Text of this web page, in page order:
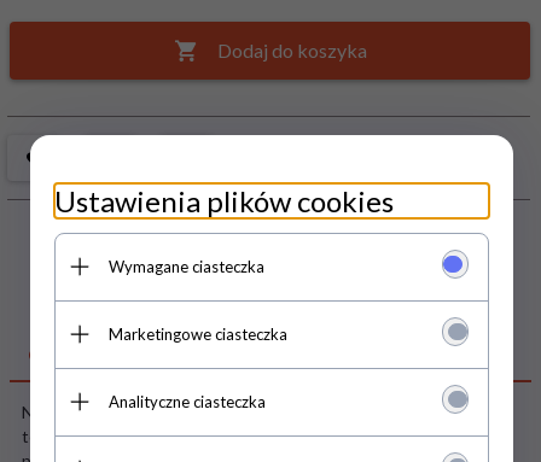
Dodaj do koszyka
OPIS PRODUKTU
Nauka rysowania i pisania może być przyjemna. Zwłaszcza gdy
towarzyszą jej ulubione postaci z bajki, a dzięki znikopisowi można
Ustawienia plików cookies
Wymagane ciasteczka
Marketingowe ciasteczka
Analityczne ciasteczka